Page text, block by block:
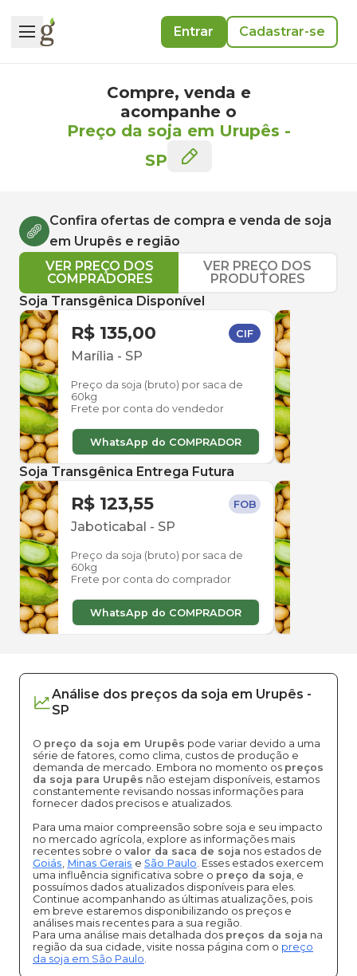
Entrar Cadastrar-se
Compre, venda e
acompanhe o
Preço da soja em Urupês -
SP
Confira ofertas de compra e venda de soja
em Urupês e região
VER PREÇO DOS
COMPRADORES
VER PREÇO DOS
PRODUTORES
Soja Transgênica Disponível
R$ 135,00 CIF
Marília - SP
Preço da soja (bruto) por saca de
60kg
Frete por conta do vendedor
WhatsApp do COMPRADOR
Soja Transgênica Entrega Futura
R$ 123,55 FOB
Jaboticabal - SP
Preço da soja (bruto) por saca de
60kg
Frete por conta do comprador
WhatsApp do COMPRADOR
Análise dos preços da soja em Urupês -
SP
O preço da soja em Urupês pode variar devido a uma
série de fatores, como clima, custos de produção e
demanda de mercado. Embora no momento os preços
da soja para Urupês não estejam disponíveis, estamos
constantemente revisando nossas informações para
fornecer dados precisos e atualizados.
Para uma maior compreensão sobre soja e seu impacto
no mercado agrícola, explore as informações mais
recentes sobre o valor da saca de soja nos estados de
Goiás, Minas Gerais e São Paulo. Esses estados exercem
uma influência significativa sobre o preço da soja, e
possuímos dados atualizados disponíveis para eles.
Continue acompanhando as últimas atualizações, pois
em breve estaremos disponibilizando os preços e
análises mais recentes para a sua região.
Para uma análise mais detalhada dos preços da soja na
região da sua cidade, visite nossa página com o preço
da soja em São Paulo.